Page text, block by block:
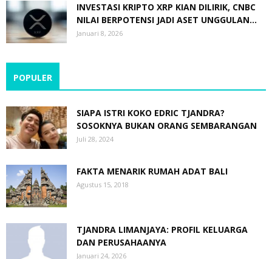
INVESTASI KRIPTO XRP KIAN DILIRIK, CNBC
NILAI BERPOTENSI JADI ASET UNGGULAN...
Januari 8, 2026
POPULER
SIAPA ISTRI KOKO EDRIC TJANDRA?
SOSOKNYA BUKAN ORANG SEMBARANGAN
Juli 28, 2024
FAKTA MENARIK RUMAH ADAT BALI
Agustus 15, 2018
TJANDRA LIMANJAYA: PROFIL KELUARGA
DAN PERUSAHAANYA
Januari 24, 2026